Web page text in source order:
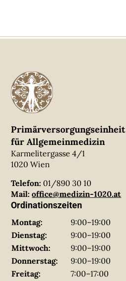
Primärversorgungseinheit
für Allgemeinmedizin
Karmelitergasse 4/1
1020 Wien
Telefon: 01/890 30 10
Mail: office@medizin-1020.at
Ordinationszeiten
Montag:
9:00–19:00
Dienstag:
9:00–19:00
Mittwoch:
9:00–19:00
Donnerstag:
9:00–19:00
Freitag:
7:00–17:00